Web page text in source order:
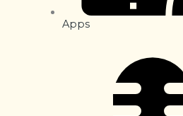
Apps